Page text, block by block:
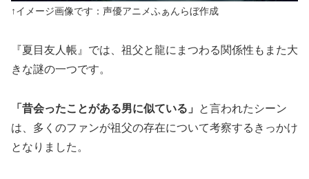
↑イメージ画像です：声優アニメふぁんらぼ作成
『夏目友人帳』では、祖父と龍にまつわる関係性もまた大
きな謎の一つです。
「昔会ったことがある男に似ている」
と言われたシーン
は、多くのファンが祖父の存在について考察するきっかけ
となりました。